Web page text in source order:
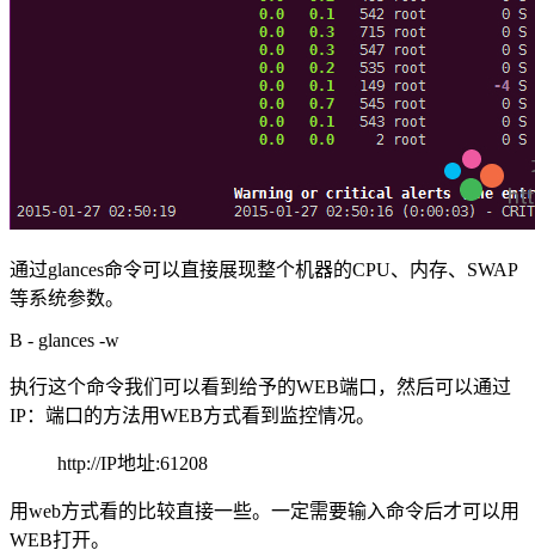
通过glances命令可以直接展现整个机器的CPU、内存、SWAP
等系统参数。
B - glances -w
执行这个命令我们可以看到给予的WEB端口，然后可以通过
IP：端口的方法用WEB方式看到监控情况。
http://IP地址:61208
用web方式看的比较直接一些。一定需要输入命令后才可以用
WEB打开。